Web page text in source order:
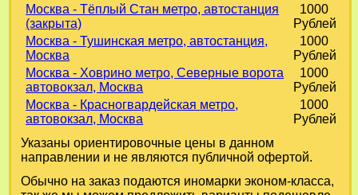
Москва - Тёплый Стан метро, автостанция
(закрыта)
1000
Рублей
Москва - Тушинская метро, автостанция,
Москва
1000
Рублей
Москва - Ховрино метро, Северные ворота
автовокзал, Москва
1000
Рублей
Москва - Красногвардейская метро,
автовокзал, Москва
1000
Рублей
Указаны ориентировочные цены в данном
направлении и не являются публичной офертой.
Обычно на заказ подаются иномарки эконом-класса,